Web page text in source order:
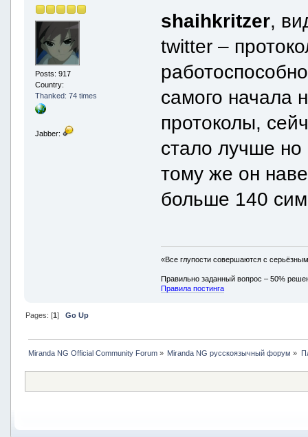
Posts: 917
Country:
Thanked: 74 times
Jabber:
shaihkritzer,
twitter –
самого начала
протоколы,
стало лучше но
тому же он
больше 140
«Все глупости совершаются с
Правильно заданный вопрос – 50%
Правила постинга
Pages: [1] Go Up
Miranda NG Official Community Forum» Miranda NG русскоязычный форум »